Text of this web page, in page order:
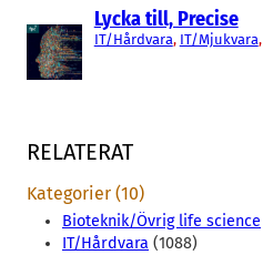
Lycka till, Precise
IT/Hårdvara, IT/Mjukvara,
RELATERAT
Kategorier (10)
Bioteknik/Övrig life science
IT/Hårdvara (1088)